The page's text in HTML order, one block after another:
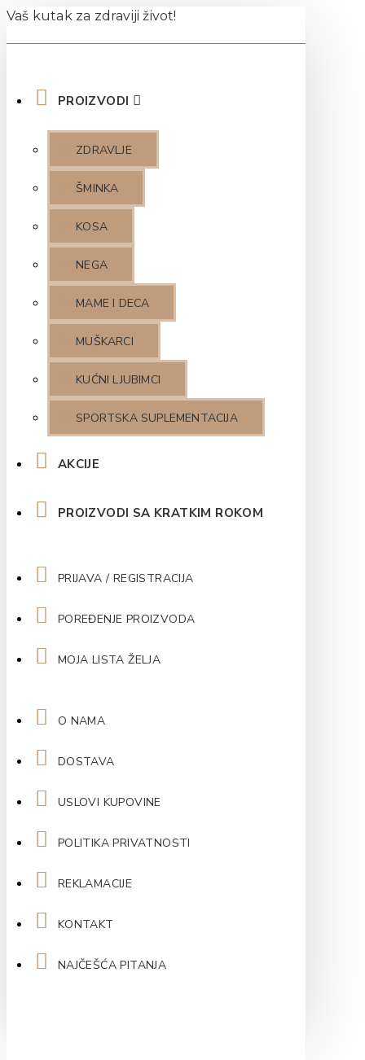
Vaš kutak za zdraviji život!
PROIZVODI
ZDRAVLJE
ŠMINKA
KOSA
NEGA
MAME I DECA
MUŠKARCI
KUĆNI LJUBIMCI
SPORTSKA SUPLEMENTACIJA
AKCIJE
PROIZVODI SA KRATKIM ROKOM
PRIJAVA / REGISTRACIJA
POREĐENJE PROIZVODA
MOJA LISTA ŽELJA
O NAMA
DOSTAVA
USLOVI KUPOVINE
POLITIKA PRIVATNOSTI
REKLAMACIJE
KONTAKT
NAJČEŠĆA PITANJA